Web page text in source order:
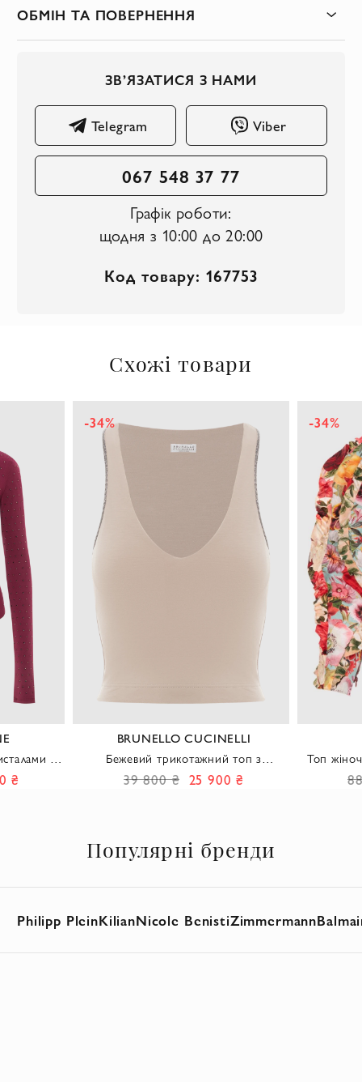
ОБМІН ТА ПОВЕРНЕННЯ
ЗВ’ЯЗАТИСЯ З НАМИ
Telegram Viber
067 548 37 77
Графік роботи:
щодня з 10:00 до 20:00
Код товару: 167753
Схожі товари
та
₴
BRUNELLO CUCINELLI
Бежевий трикотажний топ з
ланцюжком з обробкою Monili
-34%
39 800 ₴ 25 900 ₴
Топ
-34%
Популярні бренди
Philipp PleinKilianNicole BenistiZimmermann